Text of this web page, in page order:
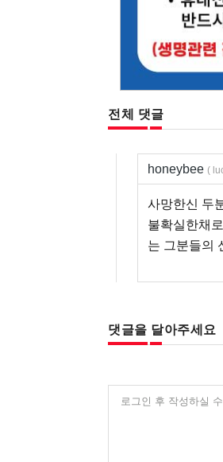
전체 댓글
honeybee (
사망한신 두
불확실한채
는 그분들의
댓글을 달아주세요
로그인 후 작성하실